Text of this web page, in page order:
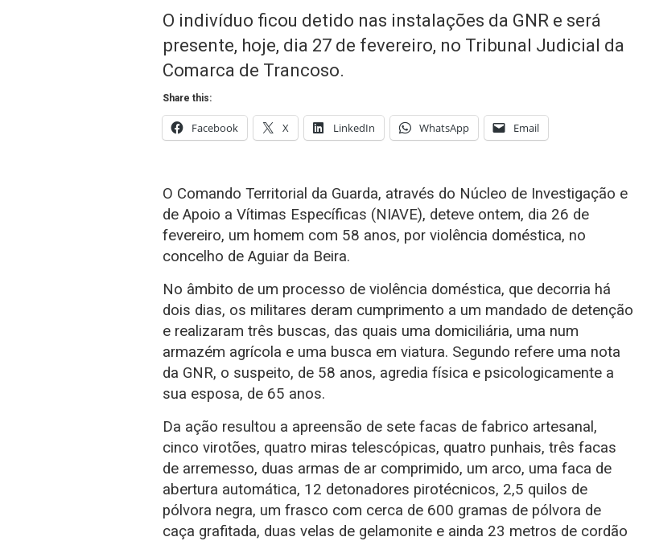
O indivíduo ficou detido nas instalações da GNR e será
presente, hoje, dia 27 de fevereiro, no Tribunal Judicial da
Comarca de Trancoso.
Share this:
Facebook X LinkedIn WhatsApp Email
O Comando Territorial da Guarda, através do Núcleo de Investigação e
de Apoio a Vítimas Específicas (NIAVE), deteve ontem, dia 26 de
fevereiro, um homem com 58 anos, por violência doméstica, no
concelho de Aguiar da Beira.
No âmbito de um processo de violência doméstica, que decorria há
dois dias, os militares deram cumprimento a um mandado de detenção
e realizaram três buscas, das quais uma domiciliária, uma num
armazém agrícola e uma busca em viatura. Segundo refere uma nota
da GNR, o suspeito, de 58 anos, agredia física e psicologicamente a
sua esposa, de 65 anos.
Da ação resultou a apreensão de sete facas de fabrico artesanal,
cinco virotões, quatro miras telescópicas, quatro punhais, três facas
de arremesso, duas armas de ar comprimido, um arco, uma faca de
abertura automática, 12 detonadores pirotécnicos, 2,5 quilos de
pólvora negra, um frasco com cerca de 600 gramas de pólvora de
caça grafitada, duas velas de gelamonite e ainda 23 metros de cordão